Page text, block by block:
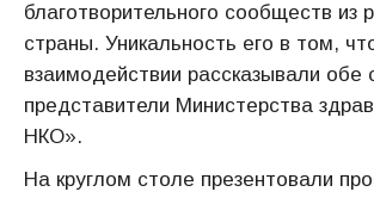
благотворительного сообществ из
страны. Уникальность его в том,
взаимодействии рассказывали
представители Министерства
НКО».
На круглом столе презентовали